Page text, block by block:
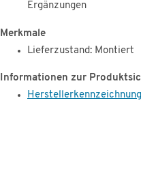
Ergänzungen
Merkmale
Lieferzustand: Montiert
Informationen zur